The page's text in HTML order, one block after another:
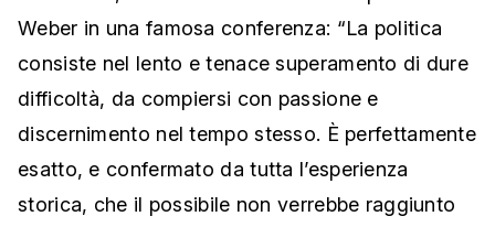
Weber in una famosa conferenza: “La politica
consiste nel lento e tenace superamento di dure
difficoltà, da compiersi con passione e
discernimento nel tempo stesso. È perfettamente
esatto, e confermato da tutta l’esperienza
storica, che il possibile non verrebbe raggiunto